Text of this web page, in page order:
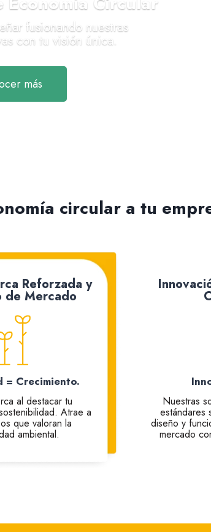
fusionando nuestras
con tu visión única.
más
circular a tu
Reforzada y
de Mercado
= Crecimiento.
al destacar tu
Atrae a
que valoran la
ambiental.
Nuestras
estándares
diseño y
mercado